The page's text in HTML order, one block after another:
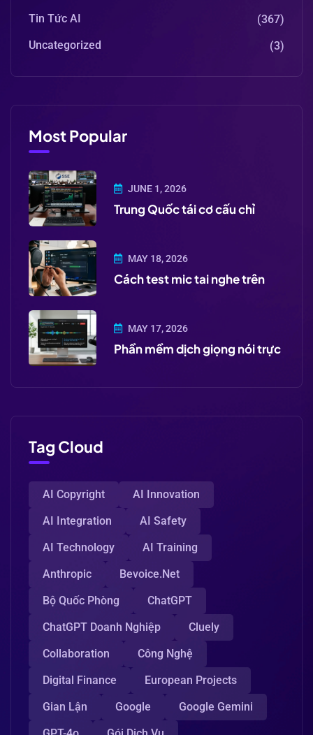
Tin Tức AI
(367)
Uncategorized
(3)
Most Popular
JUNE 1, 2026
Trung Quốc tái cơ cấu chỉ
MAY 18, 2026
Cách test mic tai nghe trên
MAY 17, 2026
Phần mềm dịch giọng nói trực
Tag Cloud
AI Copyright
AI Innovation
AI Integration
AI Safety
AI Technology
AI Training
Anthropic
Bevoice.net
Bộ Quốc Phòng
ChatGPT
ChatGPT Doanh Nghiệp
Cluely
Collaboration
Công Nghệ
Digital Finance
European Projects
Gian Lận
Google
Google Gemini